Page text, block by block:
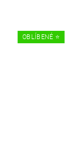
OBLÍBENÉ ⭐️